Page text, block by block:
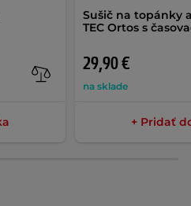
Sušič na topánky
TEC Ortos s
29,90 €
na sklade
+ Pridať